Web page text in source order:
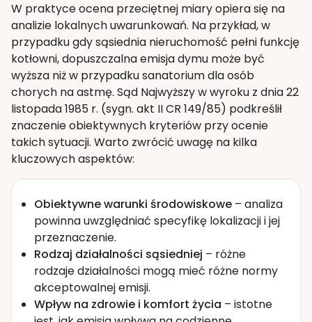
W praktyce ocena przeciętnej miary opiera się na
analizie lokalnych uwarunkowań. Na przykład, w
przypadku gdy sąsiednia nieruchomość pełni funkcję
kotłowni, dopuszczalna emisja dymu może być
wyższa niż w przypadku sanatorium dla osób
chorych na astmę. Sąd Najwyższy w wyroku z dnia 22
listopada 1985 r. (sygn. akt II CR 149/85) podkreślił
znaczenie obiektywnych kryteriów przy ocenie
takich sytuacji. Warto zwrócić uwagę na kilka
kluczowych aspektów:
Obiektywne warunki środowiskowe – analiza
powinna uwzględniać specyfikę lokalizacji i jej
przeznaczenie.
Rodzaj działalności sąsiedniej – różne
rodzaje działalności mogą mieć różne normy
akceptowalnej emisji.
Wpływ na zdrowie i komfort życia – istotne